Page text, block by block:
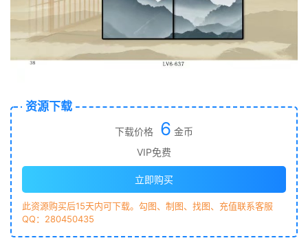
资源下载
下载价格 6 金币
VIP免费
立即购买
此资源购买后15天内可下载。勾图、制图、找图、充值联系客服
QQ：280450435